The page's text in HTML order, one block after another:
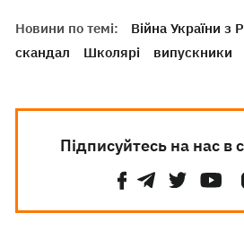
Новини по темі: Війна України з
скандал
Школярі випускники
Підписуйтесь на нас в